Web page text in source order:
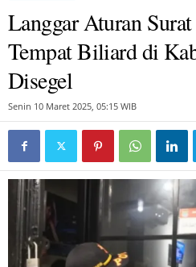
Langgar Aturan
Tempat Biliard di
Disegel
Senin 10 Maret 2025, 05:15 WIB